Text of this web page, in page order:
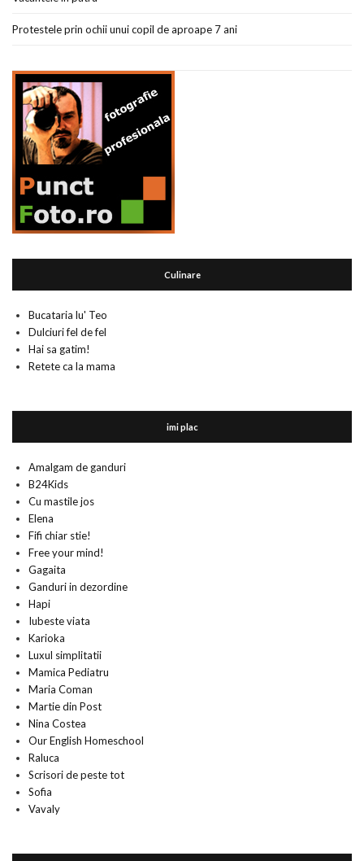
Protestele prin ochii unui copil de aproape 7 ani
Culinare
Bucataria lu' Teo
Dulciuri fel de fel
Hai sa gatim!
Retete ca la mama
imi plac
Amalgam de ganduri
B24Kids
Cu mastile jos
Elena
Fifi chiar stie!
Free your mind!
Gagaita
Ganduri in dezordine
Hapi
Iubeste viata
Karioka
Luxul simplitatii
Mamica Pediatru
Maria Coman
Martie din Post
Nina Costea
Our English Homeschool
Raluca
Scrisori de peste tot
Sofia
Vavaly